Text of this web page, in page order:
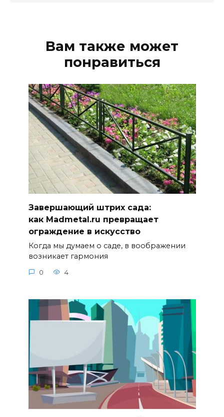
Вам также может
понравиться
Завершающий штрих сада:
как Madmetal.ru превращает
ограждение в искусство
Когда мы думаем о саде, в воображении
возникает гармония
0 4